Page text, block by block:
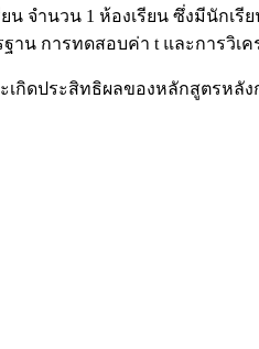
น จำนวน 1 ห้องเรียน ซึ่งมีนักเรี
น การทดสอบค่า t และการวิเค
ดประสิทธิผลของหลักสูตรหลัง